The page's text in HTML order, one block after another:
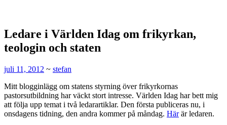
Ledare i Världen Idag om frikyrkan,
teologin och staten
juli 11, 2012 ~ stefan
Mitt blogginlägg om statens styrning över frikyrkornas
pastorsutbildning har väckt stort intresse. Världen Idag har bett mig
att följa upp temat i två ledarartiklar. Den första publiceras nu, i
onsdagens tidning, den andra kommer på måndag. Härär ledaren.